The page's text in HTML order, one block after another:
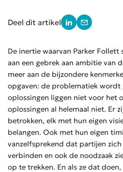
Deel dit artikel
De inertie waarvan Parker
aan een gebrek aan ambitie van
meer aan de bijzondere
opgaven: de problematiek wordt
oplossingen liggen niet voor het
oplossingen al helemaal niet. Er
betrokken, elk met hun eigen
belangen. Ook met hun eigen
vanzelfsprekend dat partijen zich
verbinden en ook de noodzaak
op te trekken. En als ze dat